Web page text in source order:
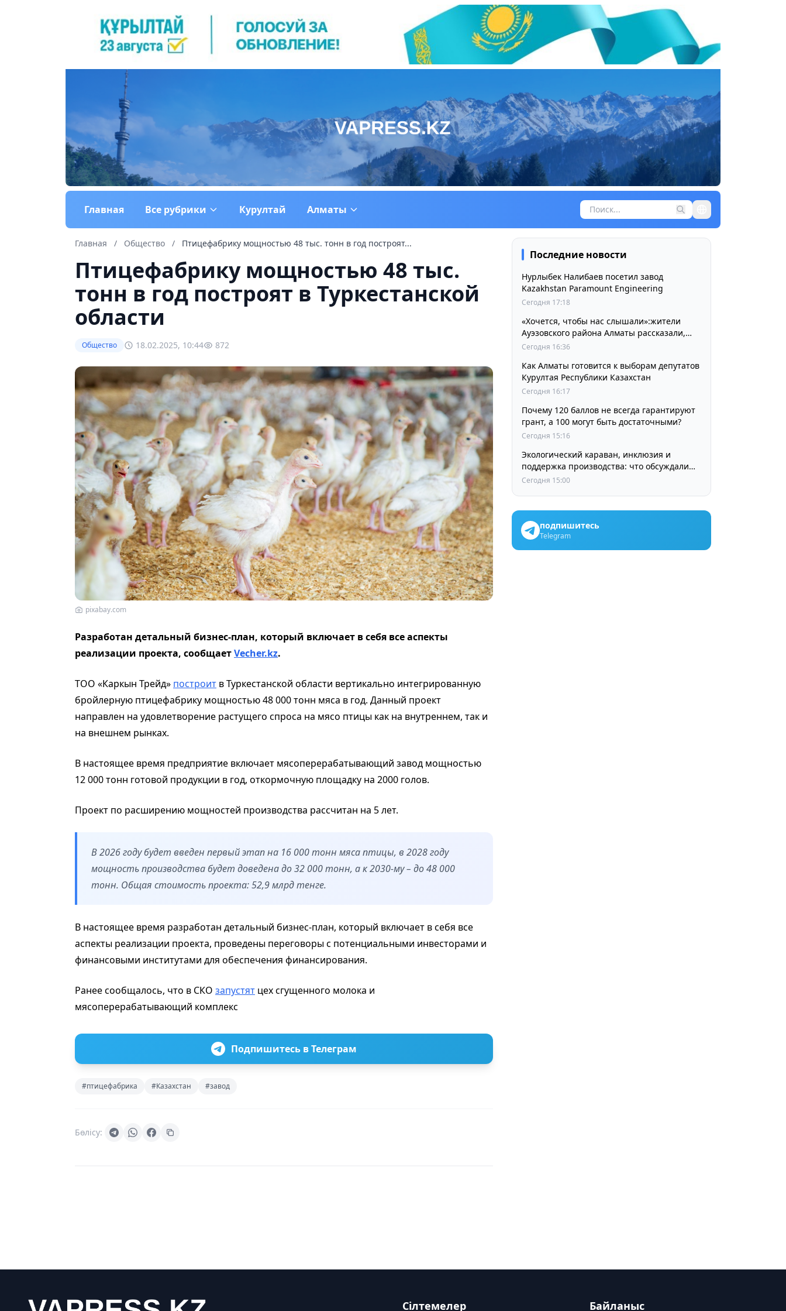
Главная Все рубрики Курултай Алматы
Главная / Общество / Птицефабрику мощностью 48 тыс. тонн в год построят...
Птицефабрику мощностью 48 тыс.
тонн в год построят в Туркестанской
области
Общество 18.02.2025, 10:44 872
pixabay.com
Разработан детальный бизнес-план, который включает в себя все аспекты
реализации проекта, сообщаетVecher.kz.
ТОО «Каркын Трейд» построит в Туркестанской области вертикально интегрированную
бройлерную птицефабрику мощностью 48 000 тонн мяса в год. Данный проект
направлен на удовлетворение растущего спроса на мясо птицы как на внутреннем, так и
на внешнем рынках.
В настоящее время предприятие включает мясоперерабатывающий завод мощностью
12 000 тонн готовой продукции в год, откормочную площадку на 2000 голов.
Проект по расширению мощностей производства рассчитан на 5 лет.
В 2026 году будет введен первый этап на 16 000 тонн мяса птицы, в 2028 году
мощность производства будет доведена до 32 000 тонн, а к 2030-му – до 48 000
тонн. Общая стоимость проекта: 52,9 млрд тенге.
В настоящее время разработан детальный бизнес-план, который включает в себя все
аспекты реализации проекта, проведены переговоры с потенциальными инвесторами и
финансовыми институтами для обеспечения финансирования.
Ранее сообщалось, что в СКО запустят цех сгущенного молока и
мясоперерабатывающий комплекс
Подпишитесь в Телеграм
#птицефабрика #Казахстан #завод
Бөлісу:
Последние новости
Нурлыбек Налибаев посетил завод
Kazakhstan Paramount Engineering
Сегодня 17:18
«Хочется, чтобы нас слышали»:жители
Ауэзовского района Алматы рассказали,
чего ждут от выборов депутатов Курултая
Сегодня 16:36
Как Алматы готовится к выборам депутатов
Курултая Республики Казахстан
Сегодня 16:17
Почему 120 баллов не всегда гарантируют
грант, а 100 могут быть достаточными?
Сегодня 15:16
Экологический караван, инклюзия и
поддержка производства: что обсуждали
партии в регионах
Сегодня 15:00
подпишитесь
Telegram
Сілтемелер Байланыс